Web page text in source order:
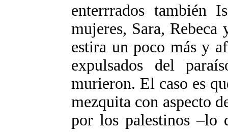
enterrrados también
mujeres, Sara,
estira un poco más y
expulsados del
murieron. El caso es
mezquita con aspecto
por los palestinos –lo